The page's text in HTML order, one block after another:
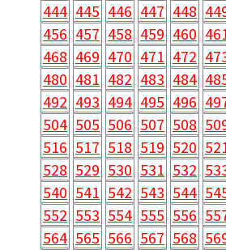
444 445 446 447 448
456 457 458 459 460
468 469 470 471 472
480 481 482 483 484
492 493 494 495 496
504 505 506 507 508
516 517 518 519 520
528 529 530 531 532
540 541 542 543 544
552 553 554 555 556
564 565 566 567 568